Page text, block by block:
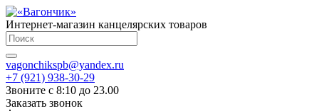
Интернет-магазин канцелярских товаров
vagonchikspb@yandex.ru
+7 (921) 938-30-29
Звоните с 8:10 до 23.00
Заказать звонок